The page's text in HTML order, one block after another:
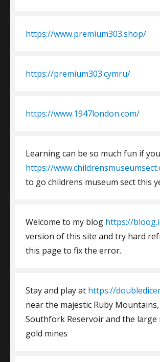
https://www.premium303.shop/
https://premium303.cymru/
https://www.1947london.com/
Learning can be so much fun if
https://
to go childrens museum sect this
Welcome to my blog https://
version of this site and try hard
this page to fix the error.
Stay and play at https://
near the majestic Ruby
Southfork Reservoir and the
gold mines